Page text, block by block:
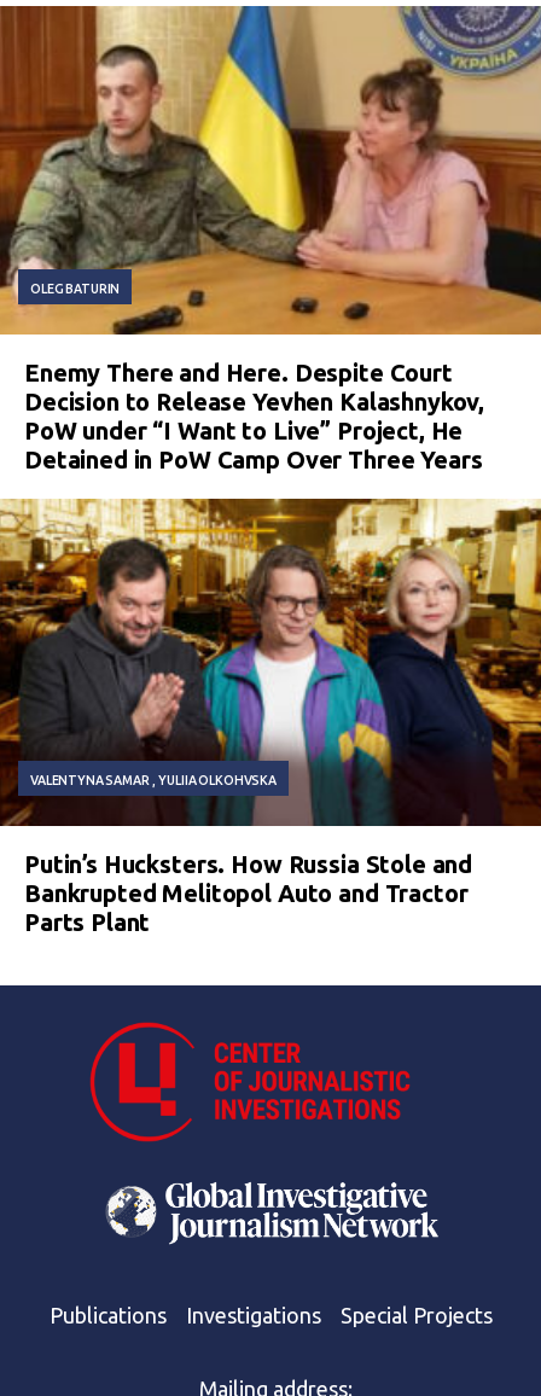
OLEG BATURIN
Enemy There and Here. Despite Court
Decision to Release Yevhen Kalashnykov,
PoW under “I Want to Live” Project, He
Detained in PoW Camp Over Three Years
VALENTYNA SAMAR YULIIA OLKOHVSKA
Putin’s Hucksters. How Russia Stole and
Bankrupted Melitopol Auto and Tractor
Parts Plant
Publications Investigations Special Projects
Mailing address: